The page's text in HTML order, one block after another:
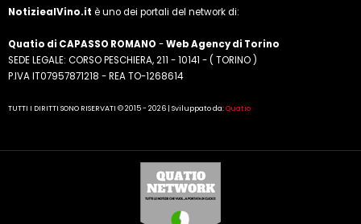
NotiziealVino.it è uno dei portali del network di:
Quatio di CAPASSO ROMANO -Web Agency di Torino
SEDE LEGALE: CORSO PESCHIERA, 211 - 10141 - ( TORINO )
P.IVA IT07957871218 - REA TO-1268614
TUTTI I DIRITTI SONO RISERVATI © 2015 - 2026 | Sviluppato da:Quatio